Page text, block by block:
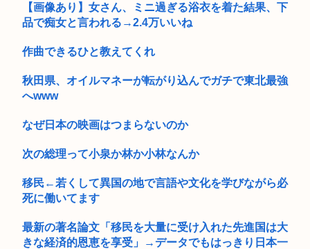
いだけ」
分たちだ...
初めて攻殻機動隊というものに触れている
像あり...
【パチ●コ】邪神ちゃんドロップキックのスロットを打ってる
奴がヤバ...
【超画像】発達障害の封筒の開け方がヤバすぎるwww
【画像あり】女さん、ミニ過ぎる浴衣を着た結果、下
品で痴女と言われる→2.4万いいね
作曲できるひと教えてくれ
秋田県、オイルマネーが転がり込んでガチで東北最強
へwww
なぜ日本の映画はつまらないのか
次の総理って小泉か林か小林なんか
移民←若くして異国の地で言語や文化を学びながら必
死に働いてます
最新の著名論文「移民を大量に受け入れた先進国は大
きな経済的恩恵を享受」→データでもはっきり日本一